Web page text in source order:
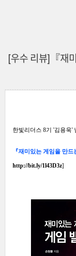
[우수 리뷰]『재
한빛리더스 8기 '김용욱'
『재미있는 게임을 만
http://bit.ly/1l43D3z]